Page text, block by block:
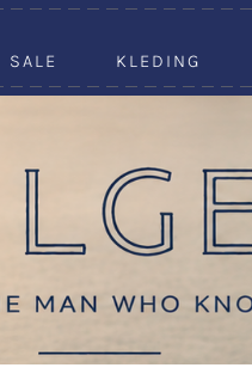
SALE KLEDING